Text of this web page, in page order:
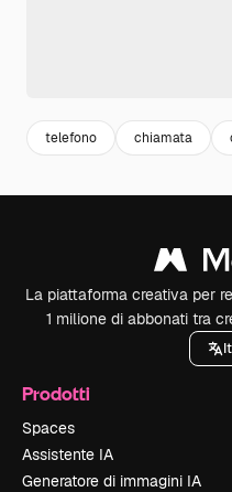
telefono chiamata
La piattaforma creativa per
1 milione di abbonati tra
Prodotti
Spaces
Assistente IA
Generatore di immagini IA